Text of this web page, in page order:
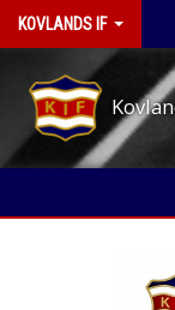
KOVLANDS IF